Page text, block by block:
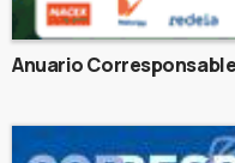
Anuario